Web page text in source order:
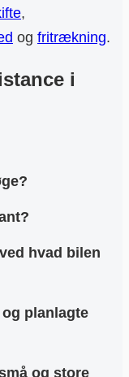
,
og fritrækning.
i
hvad bilen
planlagte
og store